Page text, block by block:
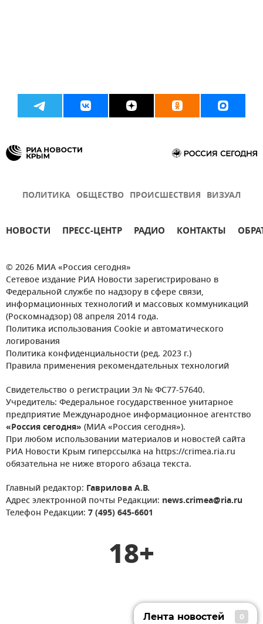
ПОЛИТИКА ОБЩЕСТВО ПРОИСШЕСТВИЯ ВИЗУАЛ
НОВОСТИ ПРЕСС-ЦЕНТР РАДИО КОНТАКТЫ
© 2026 МИА «Россия сегодня»
Сетевое издание РИА Новости зарегистрировано в
Федеральной службе по надзору в сфере связи,
информационных технологий и массовых коммуникаций
(Роскомнадзор) 08 апреля 2014 года.
Политика использования Cookie и автоматического
логирования
Политика конфиденциальности (ред. 2023 г.)
Правила применения рекомендательных технологий
Свидетельство о регистрации Эл № ФС77-57640.
Учредитель: Федеральное государственное унитарное
предприятие Международное информационное агентство
«Россия сегодня» (МИА «Россия сегодня»).
При любом использовании материалов и новостей сайта
РИА Новости Крым гиперссылка на https://crimea.ria.ru
обязательна не ниже второго абзаца текста.
Главный редактор: Гаврилова А.В.
Адрес электронной почты Редакции: news.crimea@ria.ru
Телефон Редакции: 7 (495) 645-6601
18+
Лента новостей 0